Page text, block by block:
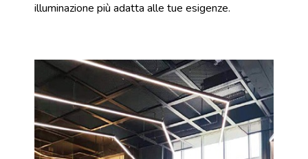
illuminazione più adatta alle tue esigenze.